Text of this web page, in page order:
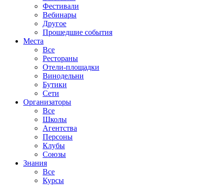
Фестивали
Вебинары
Другое
Прошедшие события
Места
Все
Рестораны
Отели-площадки
Винодельни
Бутики
Сети
Организаторы
Все
Школы
Агентства
Персоны
Клубы
Союзы
Знания
Все
Курсы